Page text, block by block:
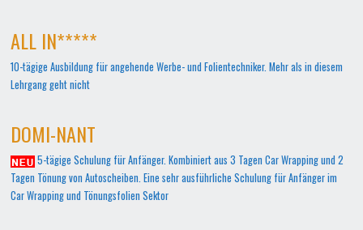
ALL IN*****
10-tägige Ausbildung für angehende Werbe- und Folientechniker. Mehr als in diesem
Lehrgang geht nicht
DOMI-NANT
5-tägige Schulung für Anfänger. Kombiniert aus 3 Tagen Car Wrapping und 2
Tagen Tönung von Autoscheiben. Eine sehr ausführliche Schulung für Anfänger im
Car Wrapping und Tönungsfolien Sektor